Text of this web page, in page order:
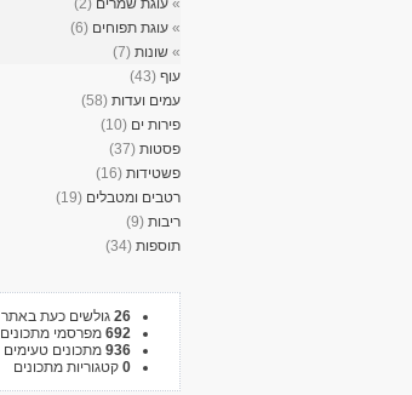
» עוגת שמרים (2)
» עוגת תפוחים (6)
» שונות (7)
עוף (43)
עמים ועדות (58)
פירות ים (10)
פסטות (37)
פשטידות (16)
רטבים ומטבלים (19)
ריבות (9)
תוספות (34)
26 גולשים כעת באתר
692 מפרסמי מתכונים
936 מתכונים טעימים
0 קטגוריות מתכונים